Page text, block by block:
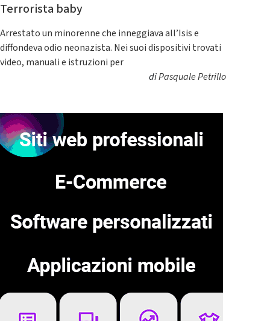
Terrorista baby
Arrestato un minorenne che inneggiava all’Isis e
diffondeva odio neonazista. Nei suoi dispositivi trovati
video, manuali e istruzioni per
diPasquale Petrillo